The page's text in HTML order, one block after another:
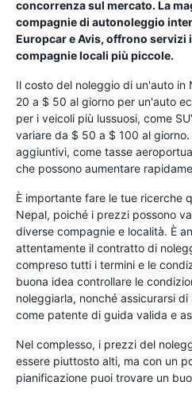
concorrenza sul mercato. La
compagnie di autonoleggio
Europcar e Avis, offrono servizi
compagnie locali più piccole.
Il costo del noleggio di un'auto
20 a $ 50 al giorno per un'auto
per i veicoli più lussuosi, come
variare da $ 50 a $ 100 al
aggiuntivi, come tasse
che possono aumentare
È importante fare le tue ricerche
Nepal, poiché i prezzi possono
diverse compagnie e località. È
attentamente il contratto di
compreso tutti i termini e le
buona idea controllare le
noleggiarla, nonché assicurarsi
come patente di guida valida e
Nel complesso, i prezzi del
essere piuttosto alti, ma con un
pianificazione puoi trovare un